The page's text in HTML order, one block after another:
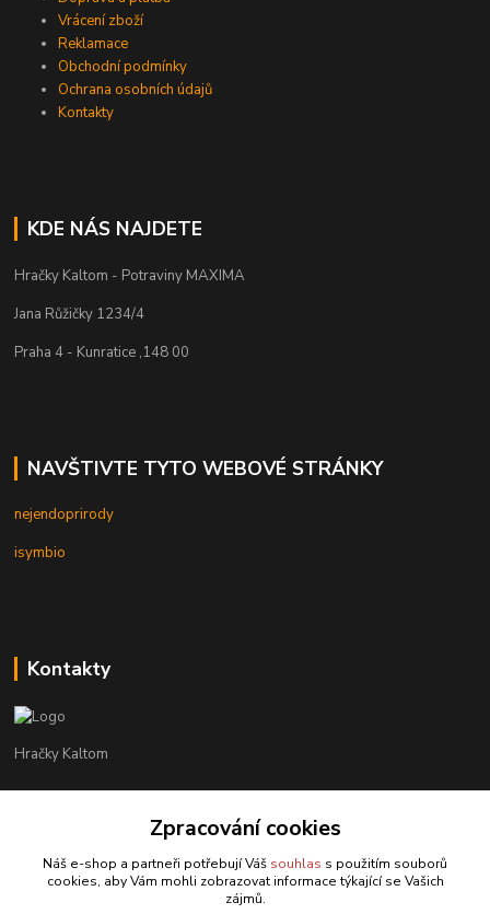
Vrácení zboží
Reklamace
Obchodní podmínky
Ochrana osobních údajů
Kontakty
KDE NÁS NAJDETE
Hračky Kaltom - Potraviny MAXIMA
Jana Růžičky 1234/4
Praha 4 - Kunratice ,148 00
NAVŠTIVTE TYTO WEBOVÉ STRÁNKY
nejendoprirody
isymbio
Kontakty
Hračky Kaltom
+420 777 538 008
hrackykaltom@gmail.com
Zpracování cookies
Náš e-shop a partneři potřebují Váš souhlas s použitím souborů
cookies, aby Vám mohli zobrazovat informace týkající se Vašich
zájmů.